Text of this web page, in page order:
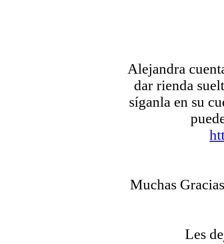
Alejandra
dar rienda
síganla en su
Muchas
Les